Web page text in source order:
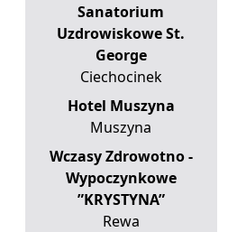
Sanatorium
Uzdrowiskowe St.
George
Ciechocinek
Hotel Muszyna
Muszyna
Wczasy Zdrowotno -
Wypoczynkowe
”KRYSTYNA”
Rewa